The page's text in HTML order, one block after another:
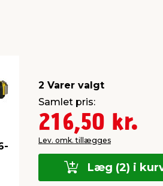
2 Varer valgt
Samlet pris:
216,50 kr.
Lev. omk. tillægges
Læg (2) i